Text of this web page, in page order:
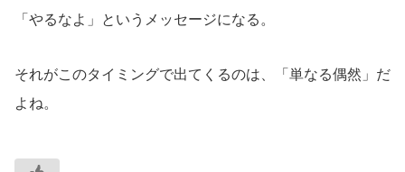
「やるなよ」というメッセージになる。
それがこのタイミングで出てくるのは、「単なる偶然」だ
よね。